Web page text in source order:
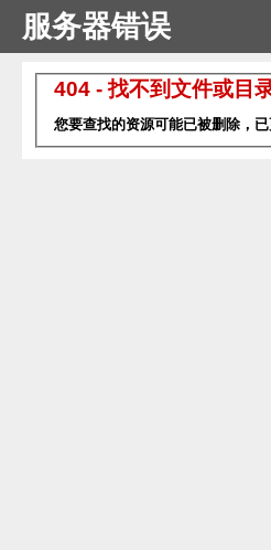
服务器错误
404 - 找不到文件或目录
您要查找的资源可能已被删除，已